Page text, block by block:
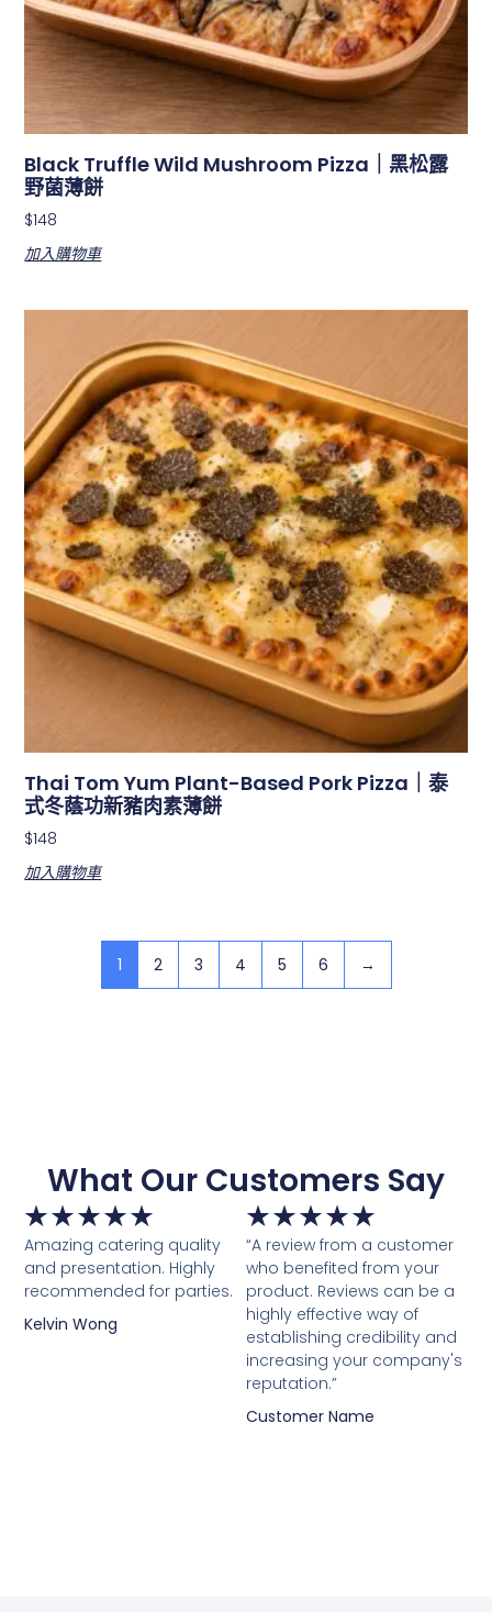
Black Truffle Wild Mushroom Pizza｜黑松露
野菌薄餅
$148
加入購物車
Thai Tom Yum Plant-Based Pork Pizza｜泰
式冬蔭功新豬肉素薄餅
$148
加入購物車
1 2 3 4 5 6 →
What Our Customers Say
★★★★★
Amazing catering quality
and presentation. Highly
recommended for parties.
Kelvin Wong
★★★★★
“A review from a customer
who benefited from your
product. Reviews can be a
highly effective way of
establishing credibility and
increasing your company's
reputation.”
Customer Name